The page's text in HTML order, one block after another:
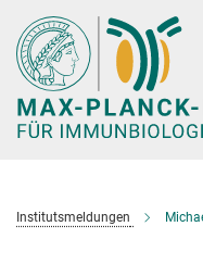
Hauptinhalt
Institutsmeldungen Michael